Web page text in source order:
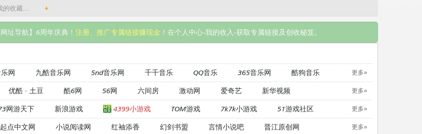
的收藏… +
网址导航】6周年庆典！ 注册、推广专属链接赚现金 ！在个人中心-我的收入-获取专属链接及创收秘笈。
网 九酷音乐网 5nd音乐网 千千音乐 QQ音乐 365音乐网 酷狗音乐 更多»
优酷 · 土豆 酷6网 56网 六间房 激动网 爱奇艺 新华视频 更多»
网游天下 新浪游戏 4399小游戏 TOM游戏 7k7k小游戏 51游戏社区 更多»
起点中文网 小说阅读网 红袖添香 幻剑书盟 言情小说吧 晋江原创网 更多»